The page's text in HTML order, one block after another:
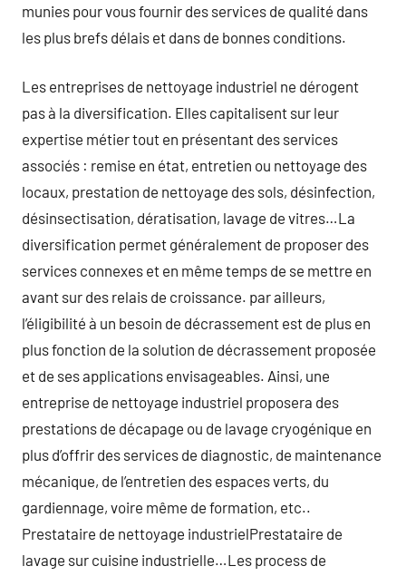
munies pour vous fournir des services de qualité dans
les plus brefs délais et dans de bonnes conditions.
Les entreprises de nettoyage industriel ne dérogent
pas à la diversification. Elles capitalisent sur leur
expertise métier tout en présentant des services
associés : remise en état, entretien ou nettoyage des
locaux, prestation de nettoyage des sols, désinfection,
désinsectisation, dératisation, lavage de vitres…La
diversification permet généralement de proposer des
services connexes et en même temps de se mettre en
avant sur des relais de croissance. par ailleurs,
l’éligibilité à un besoin de décrassement est de plus en
plus fonction de la solution de décrassement proposée
et de ses applications envisageables. Ainsi, une
entreprise de nettoyage industriel proposera des
prestations de décapage ou de lavage cryogénique en
plus d’offrir des services de diagnostic, de maintenance
mécanique, de l’entretien des espaces verts, du
gardiennage, voire même de formation, etc..
Prestataire de nettoyage industrielPrestataire de
lavage sur cuisine industrielle…Les process de